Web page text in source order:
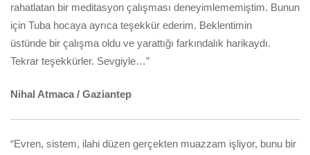
rahatlatan bir meditasyon çalışması deneyimlememiştim. Bunun
için Tuba hocaya ayrıca teşekkür ederim. Beklentimin
üstünde bir çalışma oldu ve yarattığı farkındalık harikaydı.
Tekrar teşekkürler. Sevgiyle…”
Nihal Atmaca / Gaziantep
“Evren, sistem, ilahi düzen gerçekten muazzam işliyor, bunu bir